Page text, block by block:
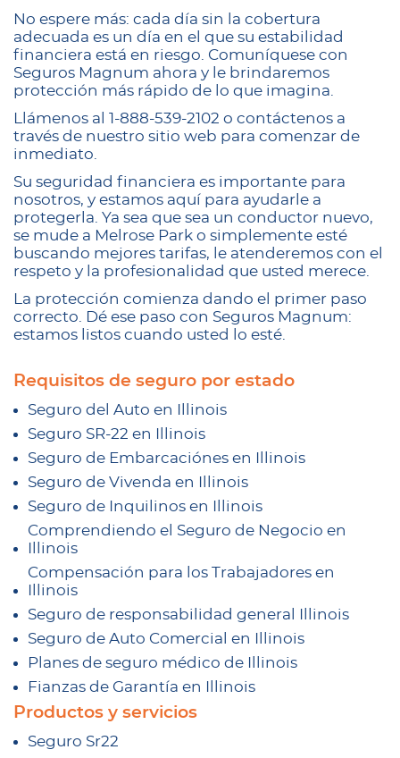
No espere más: cada día sin la cobertura
adecuada es un día en el que su estabilidad
financiera está en riesgo. Comuníquese con
Seguros Magnum ahora y le brindaremos
protección más rápido de lo que imagina.
Llámenos al 1-888-539-2102 o contáctenos a
través de nuestro sitio web para comenzar de
inmediato.
Su seguridad financiera es importante para
nosotros, y estamos aquí para ayudarle a
protegerla. Ya sea que sea un conductor nuevo,
se mude a Melrose Park o simplemente esté
buscando mejores tarifas, le atenderemos con el
respeto y la profesionalidad que usted merece.
La protección comienza dando el primer paso
correcto. Dé ese paso con Seguros Magnum:
estamos listos cuando usted lo esté.
Requisitos de seguro por estado
Seguro del Auto en Illinois
Seguro SR-22 en Illinois
Seguro de Embarcaciónes en Illinois
Seguro de Vivenda en Illinois
Seguro de Inquilinos en Illinois
Comprendiendo el Seguro de Negocio en
Illinois
Compensación para los Trabajadores en
Illinois
Seguro de responsabilidad general Illinois
Seguro de Auto Comercial en Illinois
Planes de seguro médico de Illinois
Fianzas de Garantía en Illinois
Productos y servicios
Seguro Sr22